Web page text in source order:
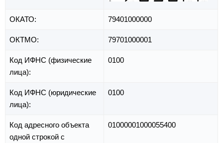
ОКАТО: 79401000000
ОКТМО: 79701000001
Код ИФНС (физические
лица):
0100
Код ИФНС (юридические
лица):
0100
Код адресного объекта
одной строкой с
01000001000055400